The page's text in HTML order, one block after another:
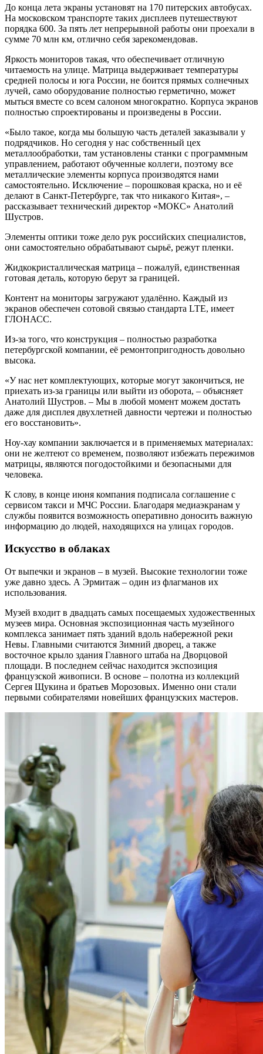
До конца лета экраны установят на 170 питерских автобусах.
На московском транспорте таких дисплеев путешествуют
порядка 600. За пять лет непрерывной работы они проехали в
сумме 70 млн км, отлично себя зарекомендовав.
Яркость мониторов такая, что обеспечивает отличную
читаемость на улице. Матрица выдерживает температуры
средней полосы и юга России, не боится прямых солнечных
лучей, само оборудование полностью герметично, может
мыться вместе со всем салоном многократно. Корпуса экранов
полностью спроектированы и произведены в России.
«Было такое, когда мы большую часть деталей заказывали у
подрядчиков. Но сегодня у нас собственный цех
металлообработки, там установлены станки с программным
управлением, работают обученные коллеги, поэтому все
металлические элементы корпуса производятся нами
самостоятельно. Исключение – порошковая краска, но и её
делают в Санкт-Петербурге, так что никакого Китая», –
рассказывает технический директор «МОКС» Анатолий
Шустров.
Элементы оптики тоже дело рук российских специалистов,
они самостоятельно обрабатывают сырьё, режут пленки.
Жидкокристаллическая матрица – пожалуй, единственная
готовая деталь, которую берут за границей.
Контент на мониторы загружают удалённо. Каждый из
экранов обеспечен сотовой связью стандарта LTE, имеет
ГЛОНАСС.
Из-за того, что конструкция – полностью разработка
петербургской компании, её ремонтопригодность довольно
высока.
«У нас нет комплектующих, которые могут закончиться, не
приехать из-за границы или выйти из оборота, – объясняет
Анатолий Шустров. – Мы в любой момент можем достать
даже для дисплея двухлетней давности чертежи и полностью
его восстановить».
Ноу-хау компании заключается и в применяемых материалах:
они не желтеют со временем, позволяют избежать пережимов
матрицы, являются погодостойкими и безопасными для
человека.
К слову, в конце июня компания подписала соглашение с
сервисом такси и МЧС России. Благодаря медиаэкранам у
службы появится возможность оперативно доносить важную
информацию до людей, находящихся на улицах городов.
Искусство в облаках
От выпечки и экранов – в музей. Высокие технологии тоже
уже давно здесь. А Эрмитаж – один из флагманов их
использования.
Музей входит в двадцать самых посещаемых художественных
музеев мира. Основная экспозиционная часть музейного
комплекса занимает пять зданий вдоль набережной реки
Невы. Главными считаются Зимний дворец, а также
восточное крыло здания Главного штаба на Дворцовой
площади. В последнем сейчас находится экспозиция
французской живописи. В основе – полотна из коллекций
Сергея Щукина и братьев Морозовых. Именно они стали
первыми собирателями новейших французских мастеров.